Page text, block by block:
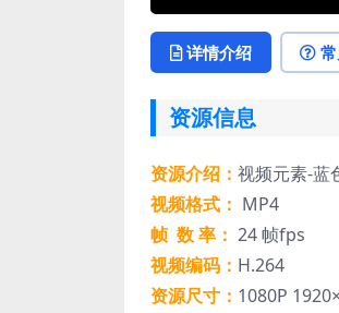
详情介绍
资源信息
资源介绍： 视频元素-蓝
视频格式： MP4
帧 数 率： 24 帧fps
视频编码： H.264
资源尺寸： 1080P